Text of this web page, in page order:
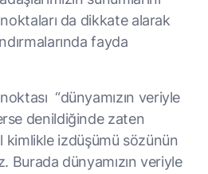
da dikkate alarak
fayda
“dünyamızın veriyle
denildiğinde zaten
izdüşümü sözünün
Burada dünyamızın veriyle